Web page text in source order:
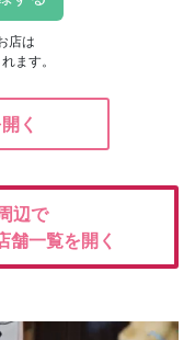
店は
ます。
く
辺で
舗一覧を開く